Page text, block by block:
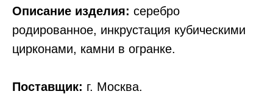
Описание изделия: серебро
родированное, инкрустация кубическими
цирконами, камни в огранке.
Поставщик: г. Москва.